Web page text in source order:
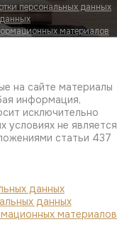
персональных данных
материалов
на сайте материалы
информация,
исключительно
условиях не является
статьи 437
данных
данных
материалов